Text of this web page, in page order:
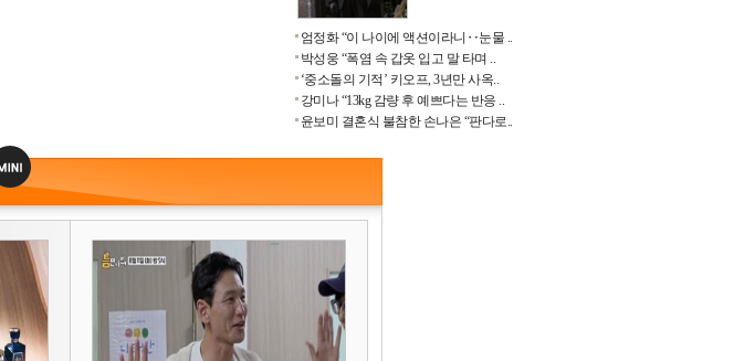
엄정화 “이 나이에 액션이라니‥눈물 ..
박성웅 “폭염 속 갑옷 입고 말 타며 ..
‘중소돌의 기적’ 키오프, 3년만 사옥..
강미나 “13kg 감량 후 예쁘다는 반응 ..
윤보미 결혼식 불참한 손나은 “판다로..